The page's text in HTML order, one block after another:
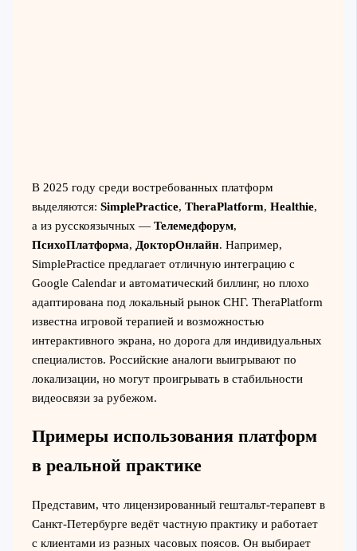
В 2025 году среди востребованных платформ
выделяются: SimplePractice, TheraPlatform, Healthie,
а из русскоязычных — Телемедфорум,
ПсихоПлатформа, ДокторОнлайн. Например,
SimplePractice предлагает отличную интеграцию с
Google Calendar и автоматический биллинг, но плохо
адаптирована под локальный рынок СНГ. TheraPlatform
известна игровой терапией и возможностью
интерактивного экрана, но дорога для индивидуальных
специалистов. Российские аналоги выигрывают по
локализации, но могут проигрывать в стабильности
видеосвязи за рубежом.
Примеры использования платформ
в реальной практике
Представим, что лицензированный гештальт-терапевт в
Санкт-Петербурге ведёт частную практику и работает
с клиентами из разных часовых поясов. Он выбирает